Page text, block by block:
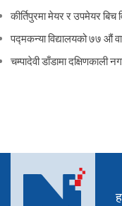
कीर्तिपुरमा मेयर र उपमेयर बिच
पद्मकन्या विद्यालयको ७७ औं
चम्पादेवी डाँडामा